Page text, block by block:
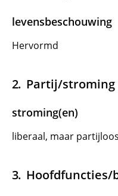
levensbeschouwing
Hervormd
Partij/stroming
stroming(en)
liberaal, maar partijloos
Hoofdfuncties/